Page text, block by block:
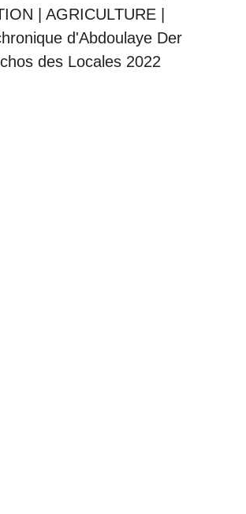
| AGRICULTURE |
d'Abdoulaye Der
des Locales 2022